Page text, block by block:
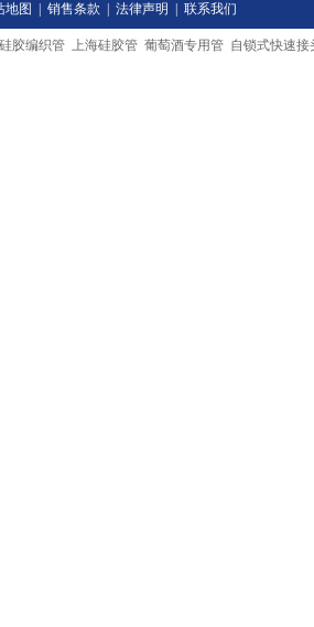
地图 销售条款 法律声明 联系我们
硅胶编织管 上海硅胶管 葡萄酒专用管 自锁式快速接